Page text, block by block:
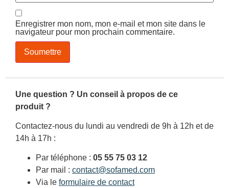
Enregistrer mon nom, mon e-mail et mon site dans le
navigateur pour mon prochain commentaire.
Une question ? Un conseil à propos de ce
produit ?
Contactez-nous du lundi au vendredi de 9h à 12h et de
14h à 17h :
Par téléphone : 05 55 75 03 12
Par mail : contact@sofamed.com
Via le formulaire de contact